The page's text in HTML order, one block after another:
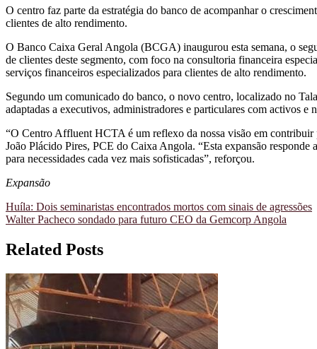
O centro faz parte da estratégia do banco de acompanhar o
clientes de alto rendimento.
O Banco Caixa Geral Angola (BCGA) inaugurou esta semana, o
de clientes deste segmento, com foco na consultoria financeira
serviços financeiros especializados para clientes de alto rendimento.
Segundo um comunicado do banco, o novo centro, localizado no
adaptadas a executivos, administradores e particulares com activos e
“O Centro Affluent HCTA é um reflexo da nossa visão em
João Plácido Pires, PCE do Caixa Angola. “Esta expansão
para necessidades cada vez mais sofisticadas”, reforçou.
Expansão
Navegação
de
artigos
Huíla: Dois seminaristas encontrados mortos com sinais de agressões
Walter Pacheco sondado para futuro CEO da Gemcorp Angola
Related Posts